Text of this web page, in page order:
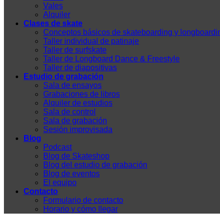
Vales
Alquiler
Clases de skate
Conceptos básicos de skateboarding y
Taller individual de patinaje
Taller de surfskate
Taller de Longboard Dance & Freestyle
Taller de diapositivas
Estudio de grabación
Sala de ensayos
Grabaciones de libros
Alquiler de estudios
Sala de control
Sala de grabación
Sesión improvisada
Blog
Podcast
Blog de Skateshop
Blog del estudio de grabación
Blog de eventos
El equipo
Contacto
Formulario de contacto
Horario y cómo llegar